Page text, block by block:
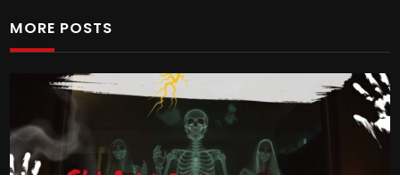
MORE POSTS